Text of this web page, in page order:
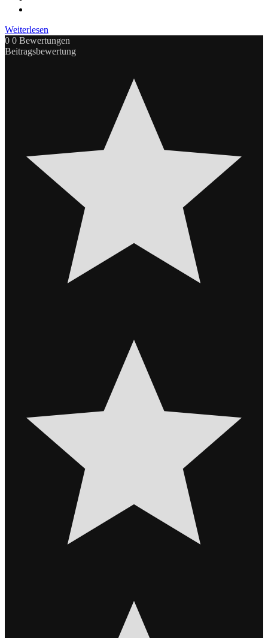
Weiterlesen
0 0 Bewertungen
Beitragsbewertung